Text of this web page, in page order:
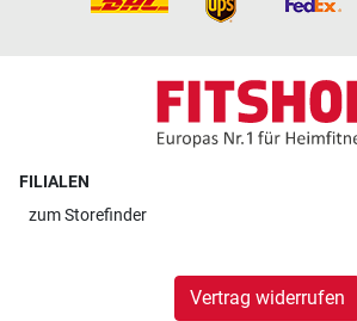
FILIALEN
zumStorefinder
Vertrag widerrufen